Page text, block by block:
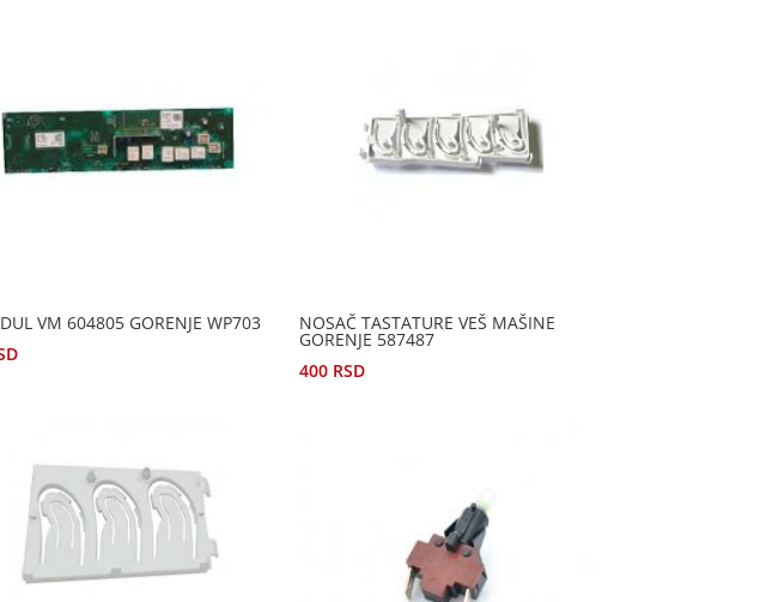
VM 604805 GORENJE WP703
NOSAČ TASTATURE VEŠ MAŠINE
GORENJE 587487
400 RSD